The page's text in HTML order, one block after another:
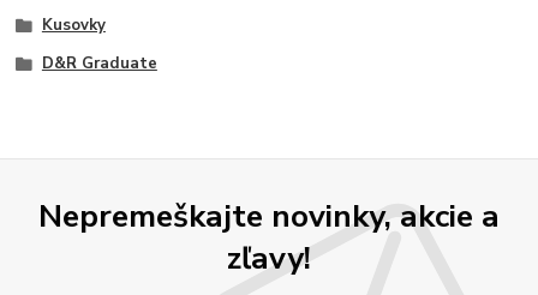
Kusovky
D&R Graduate
Nepremeškajte novinky, akcie a
zľavy!